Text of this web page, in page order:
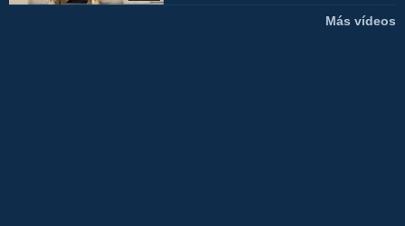
Más vídeos